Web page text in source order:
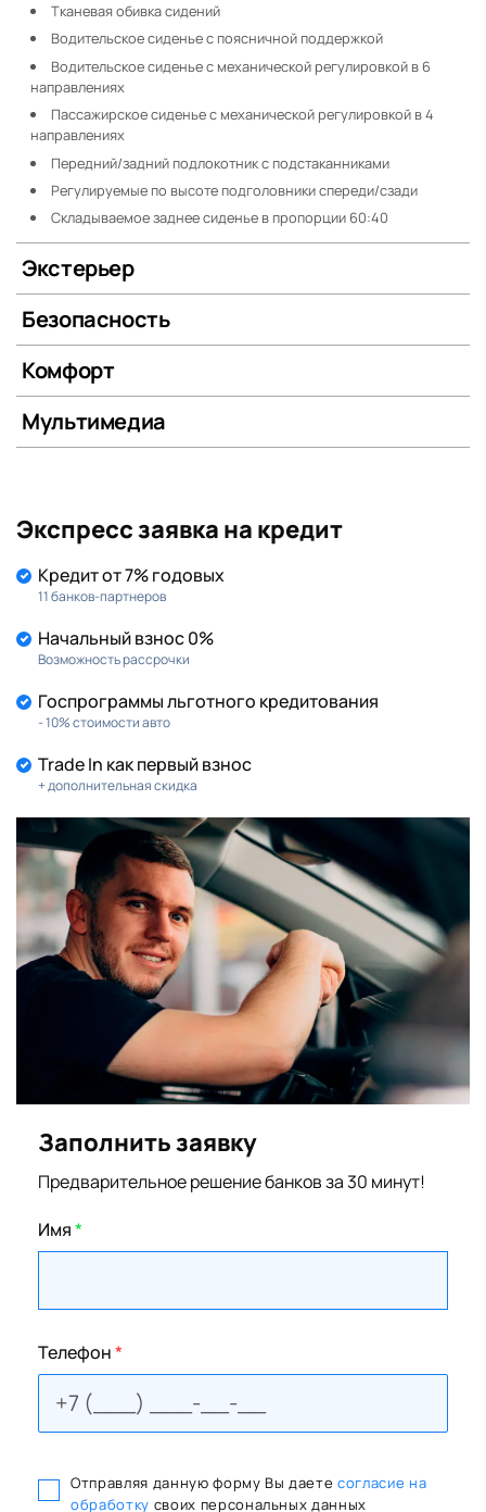
Тканевая обивка сидений
Водительское сиденье с поясничной поддержкой
Водительское сиденье с механической регулировкой в 6
направлениях
Пассажирское сиденье с механической регулировкой в 4
направлениях
Передний/задний подлокотник с подстаканниками
Регулируемые по высоте подголовники спереди/сзади
Складываемое заднее сиденье в пропорции 60:40
Экстерьер
Безопасность
Комфорт
Мультимедиа
Экспресс заявка на кредит
Кредит от 7% годовых
11 банков-партнеров
Начальный взнос 0%
Возможность рассрочки
Госпрограммы льготного кредитования
- 10% стоимости авто
Trade In как первый взнос
+ дополнительная скидка
Заполнить заявку
Предварительное решение банков за 30 минут!
Имя*
Телефон*
Отправляя данную форму Вы даете согласие на
обработку своих персональных данных